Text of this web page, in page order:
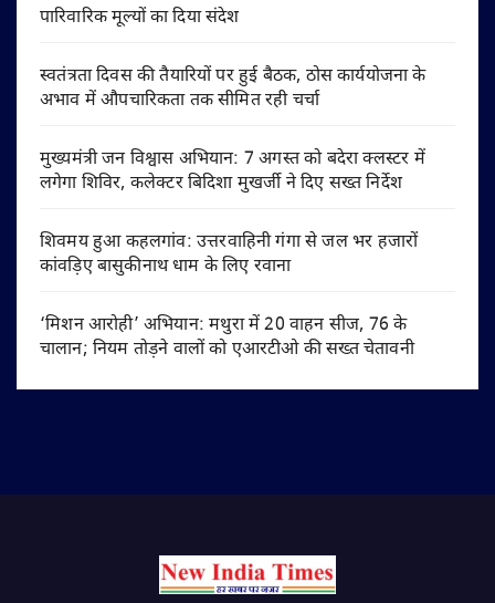
पारिवारिक मूल्यों का दिया संदेश
स्वतंत्रता दिवस की तैयारियों पर हुई बैठक, ठोस कार्ययोजना के
अभाव में औपचारिकता तक सीमित रही चर्चा
मुख्यमंत्री जन विश्वास अभियान: 7 अगस्त को बदेरा क्लस्टर में
लगेगा शिविर, कलेक्टर बिदिशा मुखर्जी ने दिए सख्त निर्देश
शिवमय हुआ कहलगांव: उत्तरवाहिनी गंगा से जल भर हजारों
कांवड़िए बासुकीनाथ धाम के लिए रवाना
‘मिशन आरोही’ अभियान: मथुरा में 20 वाहन सीज, 76 के
चालान; नियम तोड़ने वालों को एआरटीओ की सख्त चेतावनी